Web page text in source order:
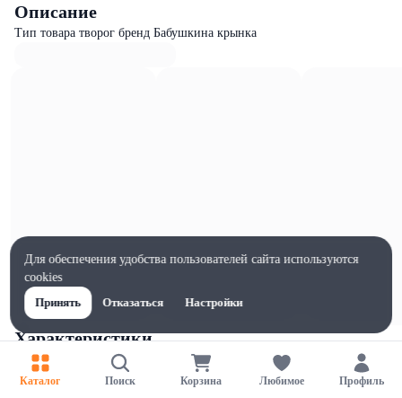
Описание
Тип товара творог бренд Бабушкина крынка
Характеристики
Ширина, мм
130
Каталог Поиск Корзина Любимое Профиль
Для обеспечения удобства пользователей сайта используются
cookies
Принять
Отказаться Настройки